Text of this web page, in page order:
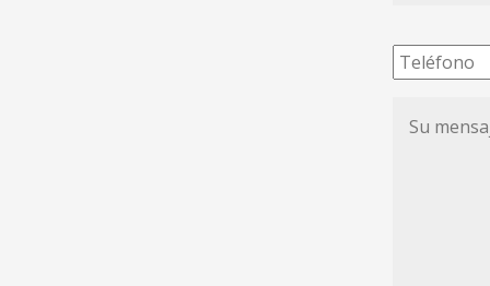
mensaje